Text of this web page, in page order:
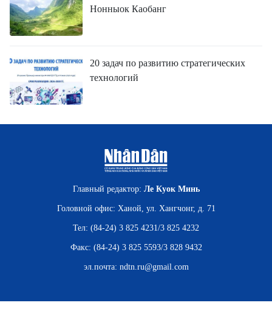
Нонныок Каобанг
20 задач по развитию стратегических
технологий
Главный редактор: Ле Куок Минь
Головной офис: Ханой, ул. Хангчонг, д. 71
Тел: (84-24) 3 825 4231/3 825 4232
Факс: (84-24) 3 825 5593/3 828 9432
эл.почта: ndtn.ru@gmail.com